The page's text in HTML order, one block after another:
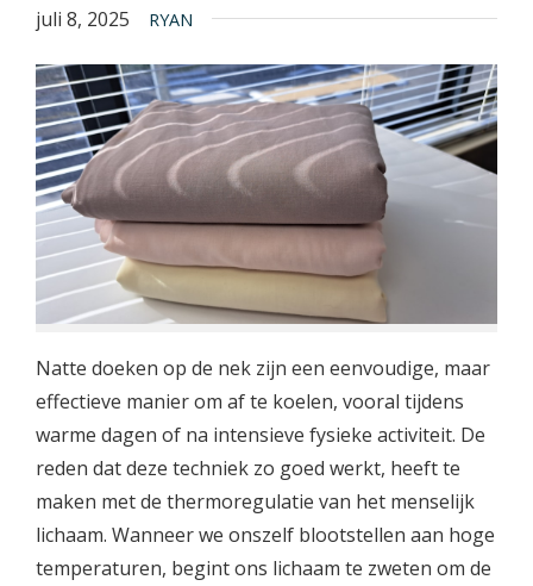
juli 8, 2025 RYAN
Natte doeken op de nek zijn een eenvoudige, maar
effectieve manier om af te koelen, vooral tijdens
warme dagen of na intensieve fysieke activiteit. De
reden dat deze techniek zo goed werkt, heeft te
maken met de thermoregulatie van het menselijk
lichaam. Wanneer we onszelf blootstellen aan hoge
temperaturen, begint ons lichaam te zweten om de